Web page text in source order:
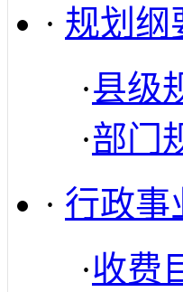
· 规划纲
·县级
·部门
· 行政事
·收费